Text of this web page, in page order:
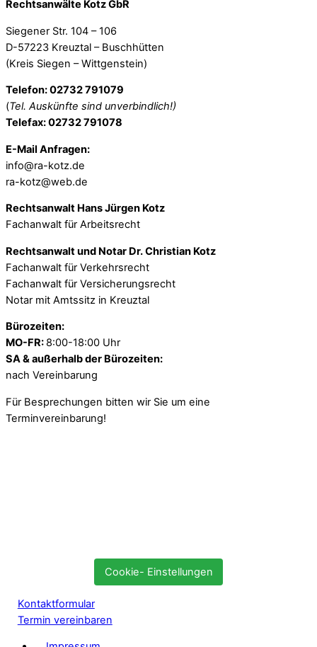
Rechtsanwälte Kotz GbR
Siegener Str. 104 – 106
D-57223 Kreuztal – Buschhütten
(Kreis Siegen – Wittgenstein)
Telefon: 02732 791079
(Tel. Auskünfte sind unverbindlich!)
Telefax: 02732 791078
E-Mail Anfragen:
info@ra-kotz.de
ra-kotz@web.de
Rechtsanwalt Hans Jürgen Kotz
Fachanwalt für Arbeitsrecht
Rechtsanwalt und Notar Dr. Christian Kotz
Fachanwalt für Verkehrsrecht
Fachanwalt für Versicherungsrecht
Notar mit Amtssitz in Kreuztal
Bürozeiten:
MO-FR: 8:00-18:00 Uhr
SA & außerhalb der Bürozeiten:
nach Vereinbarung
Für Besprechungen bitten wir Sie um eine
Terminvereinbarung!
Cookie- Einstellungen
Kontaktformular
Termin vereinbaren